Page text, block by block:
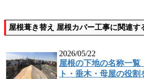
屋根葺き替え 屋根カバー工事に関連す
2026/05/22
屋根の下地の名称一覧
ト・垂木・母屋の役割